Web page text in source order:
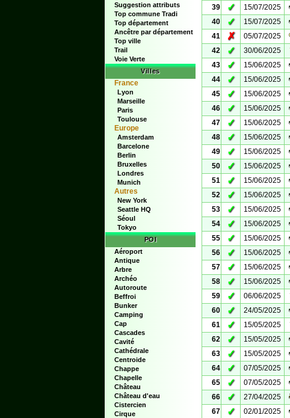
Suggestion attributs
Top commune Tradi
Top département
Ancêtre par département
Top ville
Trail
Voie Verte
Villes
France
Lyon
Marseille
Paris
Toulouse
Europe
Amsterdam
Barcelone
Berlin
Bruxelles
Londres
Munich
Autres
New York
Seattle HQ
Séoul
Tokyo
POI
Aéroport
Antique
Arbre
Archéo
Autoroute
Beffroi
Bunker
Camping
Cap
Cascades
Cavité
Cathédrale
Centroide
Chappe
Chapelle
Château
Château d'eau
Cistercien
Cirque
39
✓ 15/07/2025
40
✓ 15/07/2025
41
✗ 05/07/2025
42
✓ 30/06/2025
43
✓ 15/06/2025
44
✓ 15/06/2025
45
✓ 15/06/2025
46
✓ 15/06/2025
47
✓ 15/06/2025
48
✓ 15/06/2025
49
✓ 15/06/2025
50
✓ 15/06/2025
51
✓ 15/06/2025
52
✓ 15/06/2025
53
✓ 15/06/2025
54
✓ 15/06/2025
55
✓ 15/06/2025
56
✓ 15/06/2025
57
✓ 15/06/2025
58
✓ 15/06/2025
59
✓ 06/06/2025
60
✓ 24/05/2025
61
✓ 15/05/2025
62
✓ 15/05/2025
63
✓ 15/05/2025
64
✓ 07/05/2025
65
✓ 07/05/2025
66
✓ 27/04/2025
67
✓ 02/01/2025